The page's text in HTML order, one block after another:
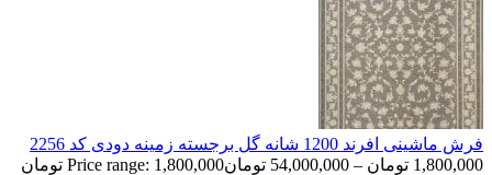
فرش ماشینی افرند 1200 شانه گل برجسته زمینه دودی کد 2256
1,800,000 تومان –
54,000,000 تومان
Price range: 1,800,000 تومان